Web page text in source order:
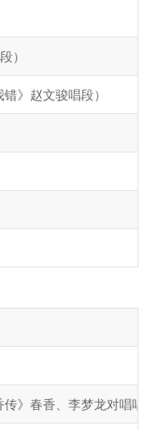
）
》赵文骏唱段）
》春香、李梦龙对唱